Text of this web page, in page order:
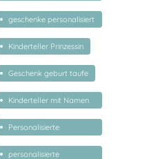
personalisiert mädchen
geschenke personalisiert
kinder
Kinderteller Prinzessin
Geschenk geburt taufe
Kinderteller mit Namen
personalisiert
Personalisierte
Geschenke für Kinder
personalisierte